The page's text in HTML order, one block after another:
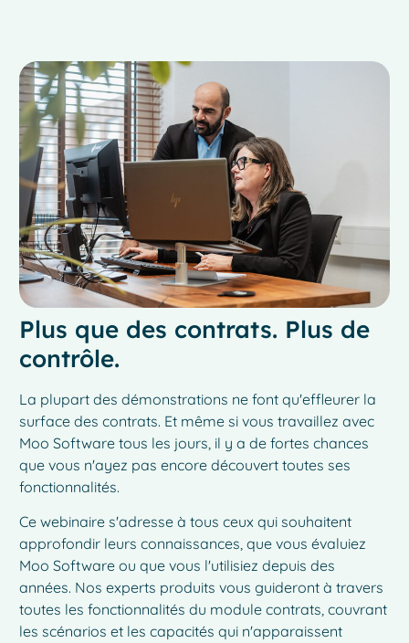
Plus que des contrats. Plus de
contrôle.
La plupart des démonstrations ne font qu'effleurer la
surface des contrats. Et même si vous travaillez avec
Moo Software tous les jours, il y a de fortes chances
que vous n'ayez pas encore découvert toutes ses
fonctionnalités.
Ce webinaire s'adresse à tous ceux qui souhaitent
approfondir leurs connaissances, que vous évaluiez
Moo Software ou que vous l'utilisiez depuis des
années. Nos experts produits vous guideront à travers
toutes les fonctionnalités du module contrats, couvrant
les scénarios et les capacités qui n'apparaissent